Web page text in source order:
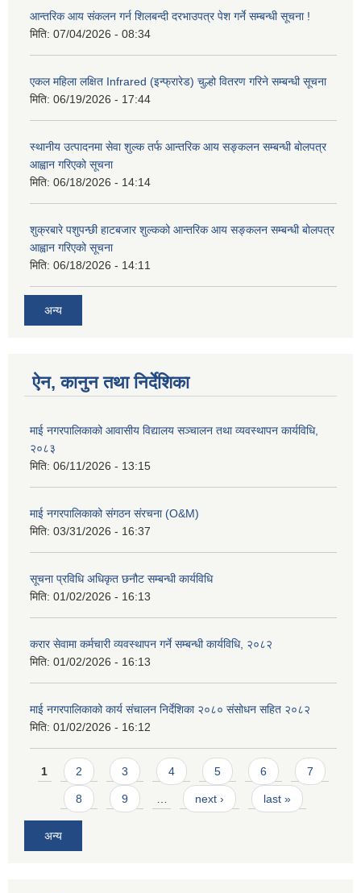
आन्तरिक आय संकलन गर्न शिलबन्दी दरभाउपत्र पेश गर्ने सम्बन्धी सूचना !
मिति: 07/04/2026 - 08:34
एकल महिला लक्षित Infrared (इन्फ्रारेड) चुल्हो वितरण गरिने सम्बन्धी सूचना
मिति: 06/19/2026 - 17:44
स्थानीय उत्पादनमा सेवा शुल्क तर्फ आन्तरिक आय सङ्कलन सम्बन्धी बोलपत्र
आह्वान गरिएको सूचना
मिति: 06/18/2026 - 14:14
शुक्रबारे पशुपन्छी हाटबजार शुल्कको आन्तरिक आय सङ्कलन सम्बन्धी बोलपत्र
आह्वान गरिएको सूचना
मिति: 06/18/2026 - 14:11
अन्य
ऐन, कानुन तथा निर्देशिका
माई नगरपालिकाको आवासीय विद्यालय सञ्चालन तथा व्यवस्थापन कार्यविधि,
२०८३
मिति: 06/11/2026 - 13:15
माई नगरपालिकाको संगठन संरचना (O&M)
मिति: 03/31/2026 - 16:37
सूचना प्रविधि अधिकृत छनौट सम्बन्धी कार्यविधि
मिति: 01/02/2026 - 16:13
करार सेवामा कर्मचारी व्यवस्थापन गर्ने सम्बन्धी कार्यविधि, २०८२
मिति: 01/02/2026 - 16:13
माई नगरपालिकाको कार्य संचालन निर्देशिका २०८० संसोधन सहित २०८२
मिति: 01/02/2026 - 16:12
Pages
1 2 3 4 5 6 7
8 9 next › last »
अन्य